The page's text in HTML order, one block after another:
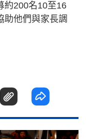
約200名10至16
助他們與家長調